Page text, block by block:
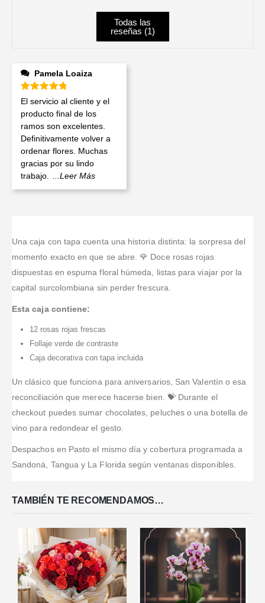
Todas las
reseñas (1)
Pamela Loaiza
Valorado en5de 5
El servicio al cliente y el
producto final de los
ramos son excelentes.
Definitivamente volver a
ordenar flores. Muchas
gracias por su lindo
trabajo.
...Leer Más
Una caja con tapa cuenta una historia distinta: la sorpresa del
momento exacto en que se abre. 🌹 Doce rosas rojas
dispuestas en espuma floral húmeda, listas para viajar por la
capital surcolombiana sin perder frescura.
Esta caja contiene:
12 rosas rojas frescas
Follaje verde de contraste
Caja decorativa con tapa incluida
Un clásico que funciona para aniversarios, San Valentín o esa
reconciliación que merece hacerse bien. 💝 Durante el
checkout puedes sumar chocolates, peluches o una botella de
vino para redondear el gesto.
Despachos en Pasto el mismo día y cobertura programada a
Sandoná, Tangua y La Florida según ventanas disponibles.
TAMBIÉN TE RECOMENDAMOS…